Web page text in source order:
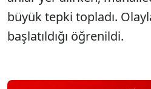
büyük tepki topladı.
başlatıldığı öğrenildi.